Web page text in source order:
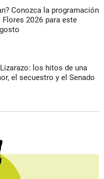
Conozca la programación
Flores 2026 para este
los hitos de una
el secuestro y el Senado